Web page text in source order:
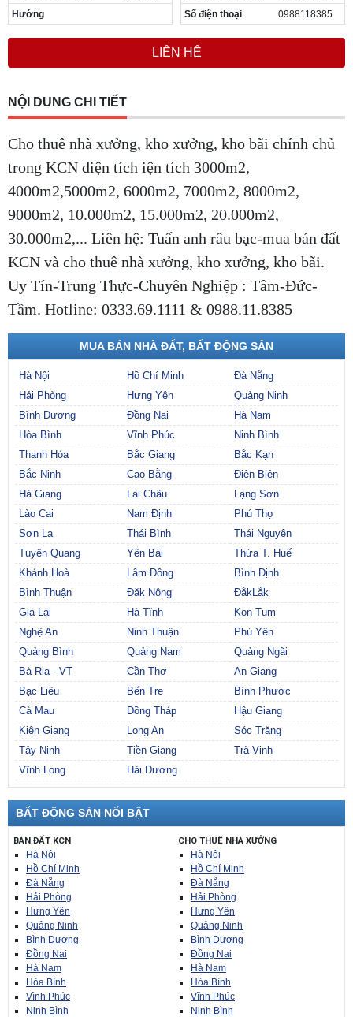
Hướng
Số điện thoại
0988118385
LIÊN HỆ
NỘI DUNG CHI TIẾT
Cho thuê nhà xưởng, kho xưởng, kho bãi chính chủ
trong KCN diện tích iện tích 3000m2,
4000m2,5000m2, 6000m2, 7000m2, 8000m2,
9000m2, 10.000m2, 15.000m2, 20.000m2,
30.000m2,... Liên hệ: Tuấn anh râu bạc-mua bán đất
KCN và cho thuê nhà xưởng, kho xưởng, kho bãi.
Uy Tín-Trung Thực-Chuyên Nghiệp : Tâm-Đức-
Tầm. Hotline: 0333.69.1111 & 0988.11.8385
MUA BÁN NHÀ ĐẤT, BẤT ĐỘNG SẢN
Hà Nội Hồ Chí Minh
Đà Nẵng
Hải Phòng
Hưng Yên
Quảng Ninh
Bình Dương
Đồng Nai
Hà Nam
Hòa Bình
Vĩnh Phúc
Ninh Bình
Thanh Hóa
Bắc Giang
Bắc Kạn
Bắc Ninh
Cao Bằng
Điện Biên
Hà Giang
Lai Châu
Lạng Sơn
Lào Cai
Nam Định
Phú Thọ
Sơn La
Thái Bình
Thái Nguyên
Tuyên Quang
Yên Bái
Thừa T. Huế
Khánh Hoà
Lâm Đồng
Bình Định
Bình Thuận
Đăk Nông
ĐắkLắk
Gia Lai
Hà Tĩnh
Kon Tum
Nghệ An
Ninh Thuận
Phú Yên
Quảng Bình
Quảng Nam
Quảng Ngãi
Bà Rịa - VT
Cần Thơ
An Giang
Bạc Liêu
Bến Tre
Bình Phước
Cà Mau
Đồng Tháp
Hậu Giang
Kiên Giang
Long An
Sóc Trăng
Tây Ninh
Tiền Giang
Trà Vinh
Vĩnh Long
Hải Dương
BẤT ĐỘNG SẢN NỔI BẬT
BÁN ĐẤT KCN
Hà Nội
Hồ Chí Minh
Đà Nẵng
Hải Phòng
Hưng Yên
Quảng Ninh
Bình Dương
Đồng Nai
Hà Nam
Hòa Bình
Vĩnh Phúc
Ninh Bình
CHO THUÊ NHÀ XƯỞNG
Hà Nội
Hồ Chí Minh
Đà Nẵng
Hải Phòng
Hưng Yên
Quảng Ninh
Bình Dương
Đồng Nai
Hà Nam
Hòa Bình
Vĩnh Phúc
Ninh Bình